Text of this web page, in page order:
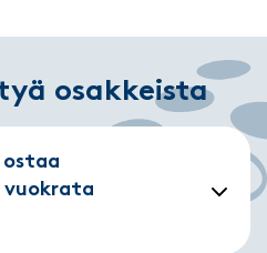
osakkeista
ostaa
vuokrata